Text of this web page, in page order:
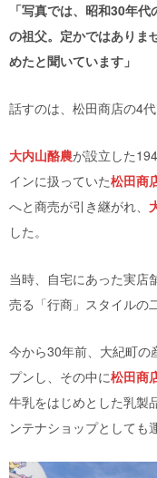
「写真では、昭和30年
の祖父。定かではありま
めたと聞いています」
話すのは、松田商店の4
大内山酪農が設立した
インに扱っていた松田商
へと商売が引き継がれ、
した。
当時、自宅にあった実店
売る「行商」スタイルの
今から30年前、大紀町の
プンし、その中に松田商
牛乳をはじめとした乳製
ンテナショップとしても